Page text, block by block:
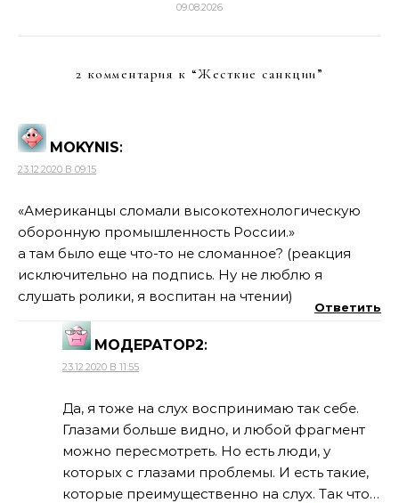
09.08.2026
2 комментария к “Жесткие санкции”
MOKYNIS:
23.12.2020 В 09:15
«Американцы сломали высокотехнологическую
оборонную промышленность России.»
а там было еще что-то не сломанное? (реакция
исключительно на подпись. Ну не люблю я
слушать ролики, я воспитан на чтении)
Ответить
МОДЕРАТОР2:
23.12.2020 В 11:55
Да, я тоже на слух воспринимаю так себе.
Глазами больше видно, и любой фрагмент
можно пересмотреть. Но есть люди, у
которых с глазами проблемы. И есть такие,
которые преимущественно на слух. Так что…